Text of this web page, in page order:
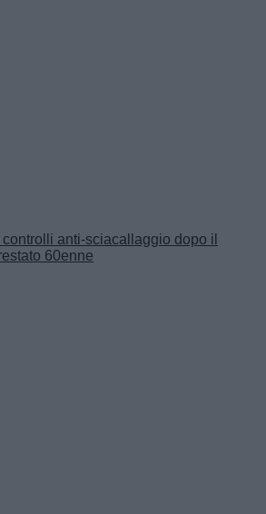
controlli anti-sciacallaggio dopo il
60enne